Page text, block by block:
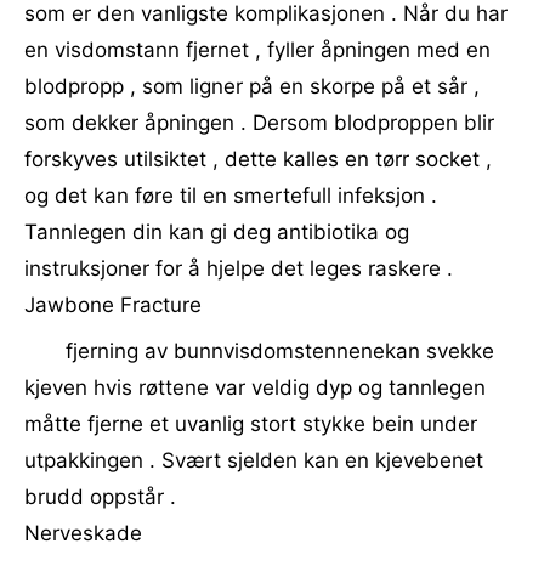
som er den vanligste komplikasjonen . Når du har
en visdomstann fjernet , fyller åpningen med en
blodpropp , som ligner på en skorpe på et sår ,
som dekker åpningen . Dersom blodproppen blir
forskyves utilsiktet , dette kalles en tørr socket ,
og det kan føre til en smertefull infeksjon .
Tannlegen din kan gi deg antibiotika og
instruksjoner for å hjelpe det leges raskere .
Jawbone Fracture
fjerning av bunnvisdomstennenekan svekke
kjeven hvis røttene var veldig dyp og tannlegen
måtte fjerne et uvanlig stort stykke bein under
utpakkingen . Svært sjelden kan en kjevebenet
brudd oppstår .
Nerveskade